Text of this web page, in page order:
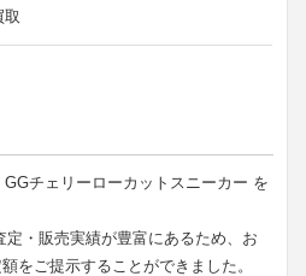
取
チェリーローカットスニーカー を
・販売実績が豊富にあるため、お
をご提示することができました。